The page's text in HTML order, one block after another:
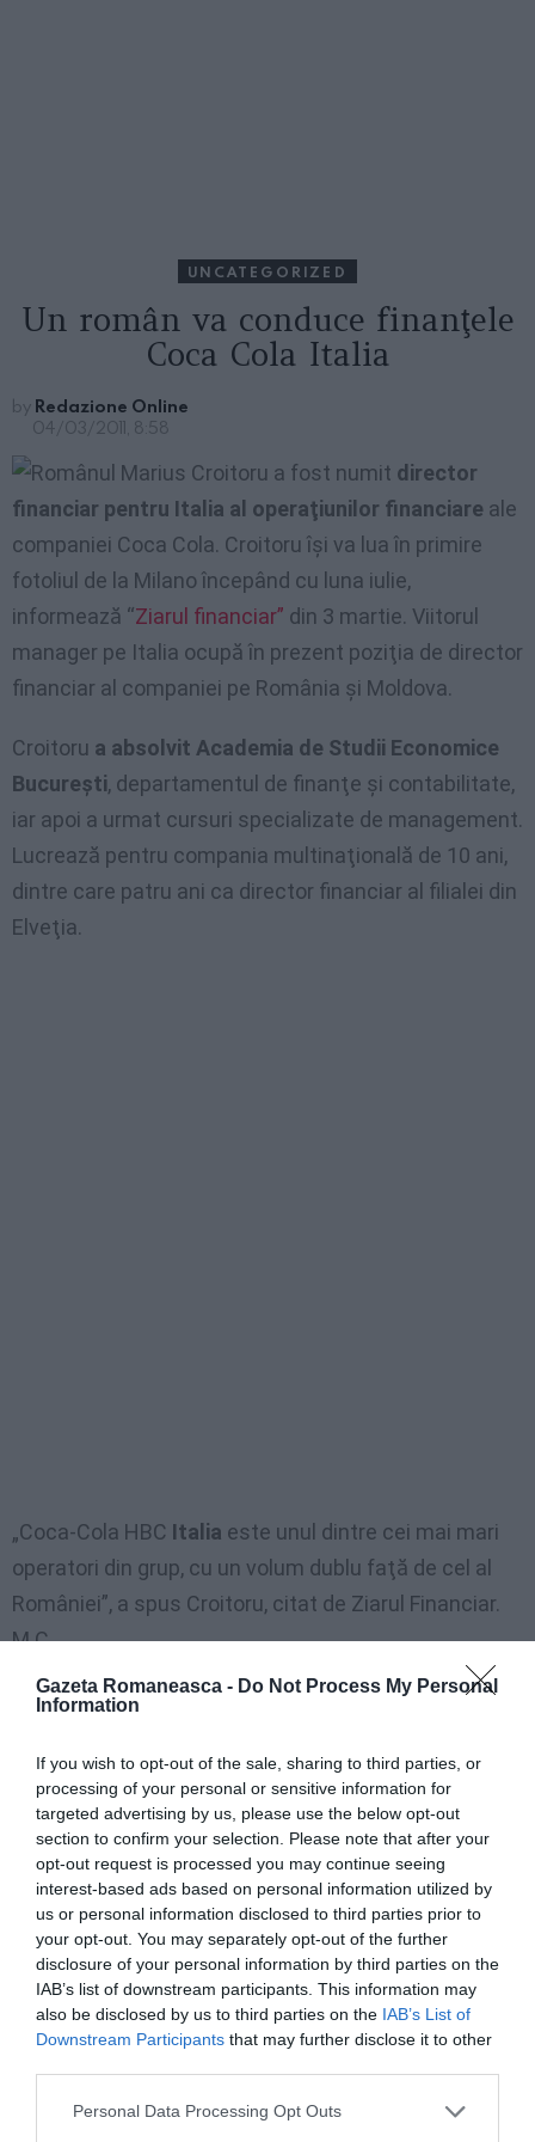
Gazeta Romaneasca - Do Not Process My Personal
Information
If you wish to opt-out of the sale, sharing to third parties, or
processing of your personal or sensitive information for
targeted advertising by us, please use the below opt-out
section to confirm your selection. Please note that after your
opt-out request is processed you may continue seeing
interest-based ads based on personal information utilized by
us or personal information disclosed to third parties prior to
your opt-out. You may separately opt-out of the further
disclosure of your personal information by third parties on the
IAB’s list of downstream participants. This information may
also be disclosed by us to third parties on the IAB’s List of
Downstream Participants that may further disclose it to other
Personal Data Processing Opt Outs
UNCATEGORIZED
Un român va conduce finanţele
Coca Cola Italia
by Redazione Online
04/03/2011, 8:58
Românul Marius Croitoru a fost numit director
financiar pentru Italia al operaţiunilor financiare ale
companiei Coca Cola. Croitoru îşi va lua în primire
fotoliul de la Milano începând cu luna iulie,
informează “Ziarul financiar” din 3 martie. Viitorul
manager pe Italia ocupă în prezent poziţia de director
financiar al companiei pe România şi Moldova.
Croitoru a absolvit Academia de Studii Economice
Bucureşti, departamentul de finanţe şi contabilitate,
iar apoi a urmat cursuri specializate de management.
Lucrează pentru compania multinaţională de 10 ani,
dintre care patru ani ca director financiar al filialei din
Elveţia.
„Coca-Cola HBC Italia este unul dintre cei mai mari
operatori din grup, cu un volum dublu faţă de cel al
României”, a spus Croitoru, citat de Ziarul Financiar.
M.C.
Cecilia din Perugia: Poezia, contra
greutăţilor vieţii
Următorul articol
Alegeri 2011/ Românii se pot înscrie pe
listele electorale până pe 4 aprilie
AȚI PUTEA DORI DE
ASEMENEA